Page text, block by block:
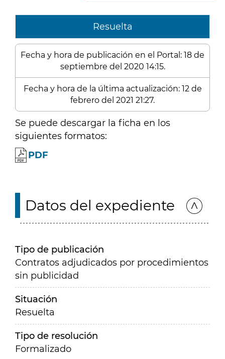
Resuelta
Fecha y hora de publicación en el Portal: 18 de
septiembre del 2020 14:15.
Fecha y hora de la última actualización: 12 de
febrero del 2021 21:27.
Se puede descargar la ficha en los
siguientes formatos:
PDF
Datos del expediente
Tipo de publicación
Contratos adjudicados por procedimientos
sin publicidad
Situación
Resuelta
Tipo de resolución
Formalizado